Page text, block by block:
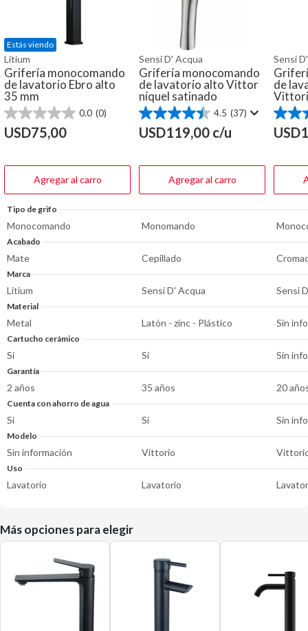
Estás viendo
Litium
Grifería monocomando
de lavatorio Ebro alto
35 mm
0.0 (0)
0.0
de
5
USD75,00
Agregar al carro
Sensi D' Acqua
Grifería monocomando
de lavatorio alto Vittor
níquel satinado
4.5 (37)
4.5
de
5
USD119,00 c/u
Agregar al carro
Sensi
de
4.3
de
5
USD
Tipo de grifo
Monocomando Monomando
Acabado
Mate Cepillado
Marca
Litium Sensi D' Acqua Sensi
Material
Metal Latón - zinc - Plástico Sin
Cartucho cerámico
Sí Sí Sin
Garantía
2 años 35 años 20
Cuenta con ahorro de agua
Sí Sí Sin
Modelo
Sin información Vittorio
Uso
Lavatorio Lavatorio
Más opciones para elegir